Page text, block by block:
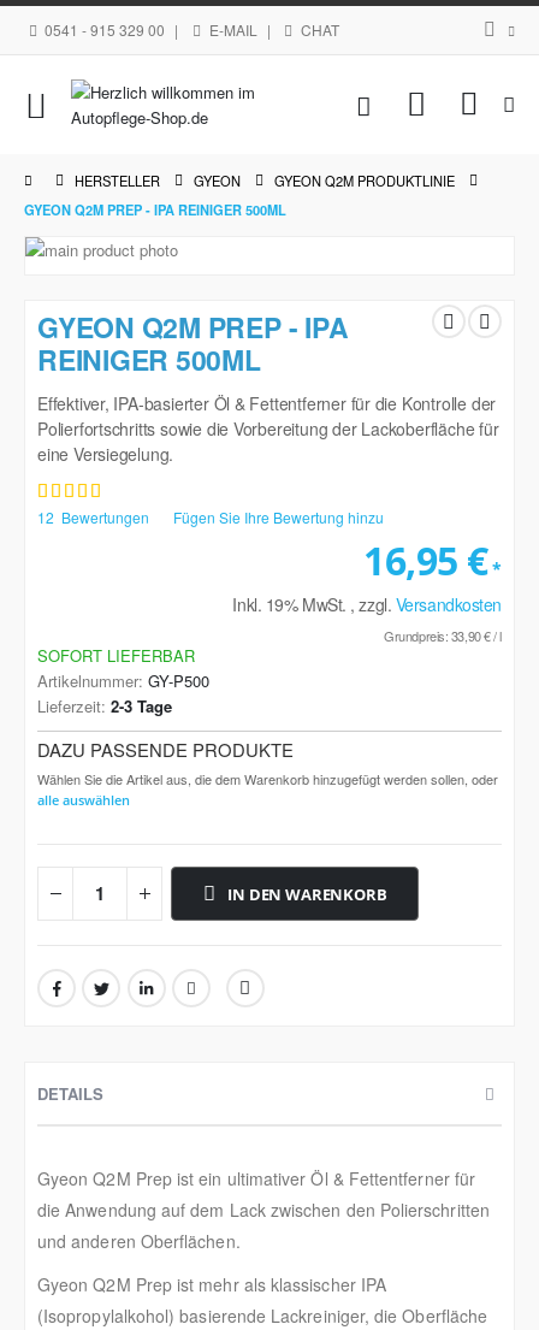
0541 - 915 329 00 | E-MAIL | CHAT
Navigation
umschalten
Mein
HERSTELLER GYEON
GYEON Q2M PRODUKTLINIE
GYEON Q2M PREP - IPA REINIGER 500ML
Zum
Bildgalerie
springen
Anfang
der
Bildgalerie
GYEON Q2M PREP - IPA
REINIGER 500ML
Effektiver, IPA-basierter Öl & Fettentferner für die Kontrolle der
Polierfortschritts sowie die Vorbereitung der Lackoberfläche für
eine Versiegelung.
Bewertung:
100
% of100
12 Bewertungen Fügen Sie Ihre Bewertung hinzu
16,95 €
Inkl. 19% MwSt. ,zzgl. Versandkosten
Grundpreis:33,90 €/ l
SOFORT LIEFERBAR
Artikelnummer GY-P500
Lieferzeit 2-3 Tage
DAZU PASSENDE PRODUKTE
Wählen Sie die Artikel aus, die dem Warenkorb hinzugefügt werden sollen, oder
alle auswählen
IN DEN WARENKORB
DETAILS
Gyeon Q2M Prep ist ein ultimativer Öl & Fettentferner für
die Anwendung auf dem Lack zwischen den Polierschritten
und anderen Oberflächen.
Gyeon Q2M Prep ist mehr als klassischer IPA
(Isopropylalkohol) basierende Lackreiniger, die Oberfläche